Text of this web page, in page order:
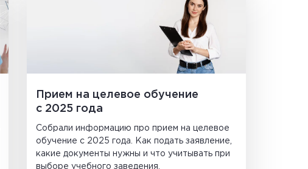
Прием на целевое обучение
с 2025 года
Собрали информацию про прием на целевое
обучение с 2025 года. Как подать заявление,
какие документы нужны и что учитывать при
выборе учебного заведения.